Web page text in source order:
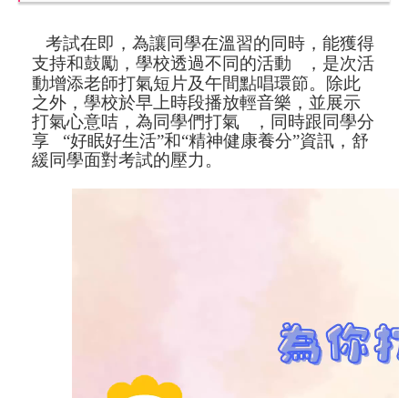
考試在即，為讓同學在溫習的同時，能獲得
支持和鼓勵，學校透過不同的活動
，是次活
動增添老師打氣短片及午間點唱環節。除此
之外，學校於早上時段播放輕音樂，並展示
打氣心意咭， 為同學們打氣
，同時跟同學分
享
“好眠好生活”和“精神健康養分”資訊， 舒
緩同學面對考試的壓力 。